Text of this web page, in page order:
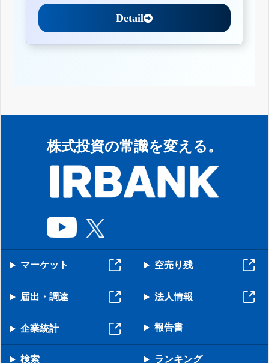
Detail
株式投資の常識を変える。
マーケット 空売り残
届出・調達 法人情報
企業統計 報告書
検索 ランキング